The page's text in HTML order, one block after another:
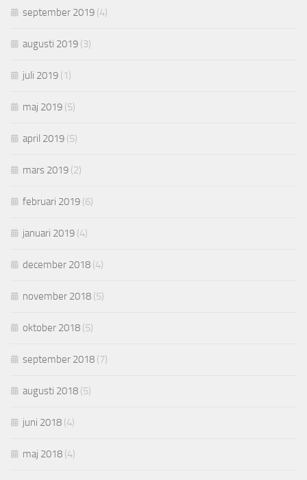
september 2019 (4)
augusti 2019 (3)
juli 2019 (1)
maj 2019 (5)
april 2019 (5)
mars 2019 (2)
februari 2019 (6)
januari 2019 (4)
december 2018 (4)
november 2018 (5)
oktober 2018 (5)
september 2018 (7)
augusti 2018 (5)
juni 2018 (4)
maj 2018 (4)